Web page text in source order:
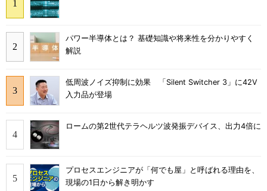
パワー半導体とは？ 基礎知識や将来性を分かりやすく
解説
低周波ノイズ抑制に効果 「Silent Switcher 3」に42V
入力品が登場
ロームの第2世代テラヘルツ波発振デバイス、出力4倍に
プロセスエンジニアが「何でも屋」と呼ばれる理由を、
現場の1日から解き明かす